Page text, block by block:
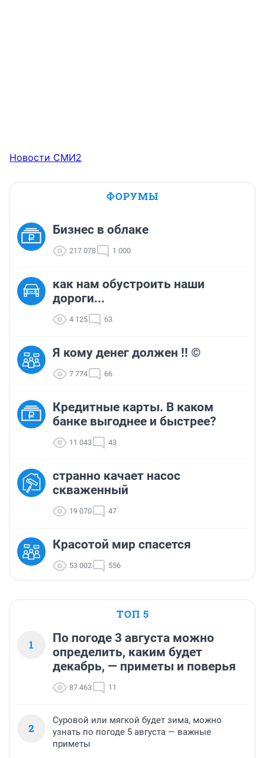
Новости СМИ2
ФОРУМЫ
Бизнес в облаке
217 078 1 000
как нам обустроить наши
дороги...
4 125 63
Я кому денег должен !! ©
7 774 66
Кредитные карты. В каком
банке выгоднее и быстрее?
11 043 43
странно качает насос
скваженный
19 070 47
Красотой мир спасется
53 002 556
ТОП 5
1
По погоде 3 августа можно
определить, каким будет
декабрь, — приметы и поверья
87 463 11
2
Суровой или мягкой будет зима, можно
узнать по погоде 5 августа — важные
приметы